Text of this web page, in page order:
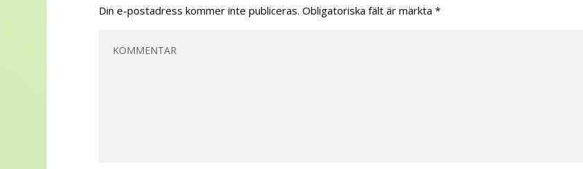
Din e-postadress kommer inte publiceras. Obligatoriska fält är märkta*